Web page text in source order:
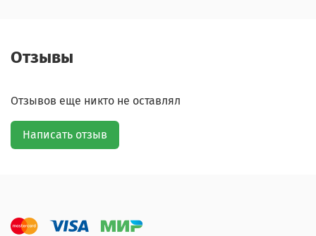
Отзывы
Отзывов еще никто не оставлял
Написать отзыв